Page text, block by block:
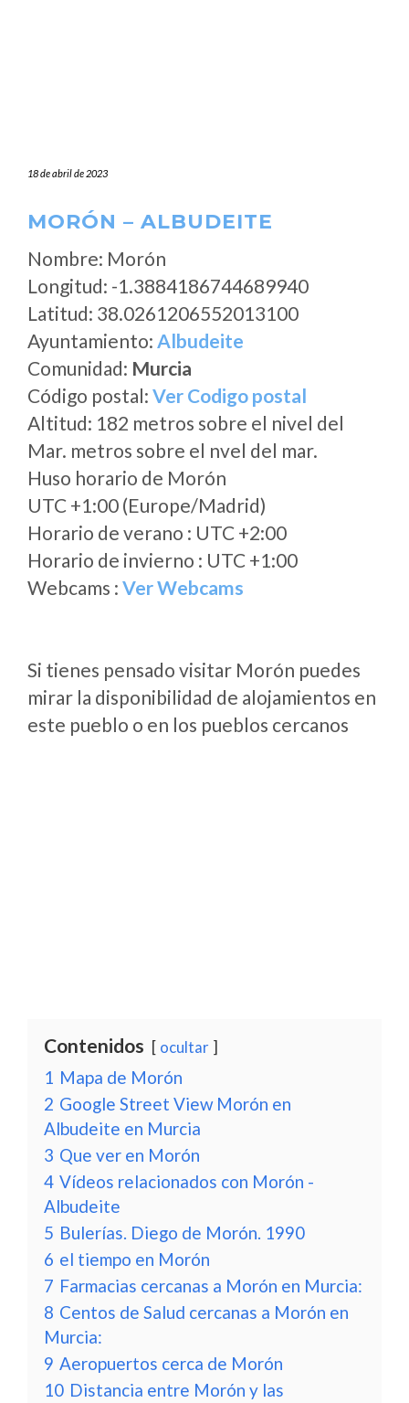
18 de abril de 2023
MORÓN – ALBUDEITE
Nombre: Morón
Longitud: -1.3884186744689940
Latitud: 38.0261206552013100
Ayuntamiento: Albudeite
Comunidad: Murcia
Código postal: Ver Codigo postal
Altitud: 182 metros sobre el nivel del
Mar. metros sobre el nvel del mar.
Huso horario de Morón
UTC +1:00 (Europe/Madrid)
Horario de verano : UTC +2:00
Horario de invierno : UTC +1:00
Webcams : Ver Webcams
Si tienes pensado visitar Morón puedes
mirar la disponibilidad de alojamientos en
este pueblo o en los pueblos cercanos
Contenidos ocultar
1 Mapa de Morón
2 Google Street View Morón en
Albudeite en Murcia
3 Que ver en Morón
4 Vídeos relacionados con Morón -
Albudeite
5 Bulerías. Diego de Morón. 1990
6 el tiempo en Morón
7 Farmacias cercanas a Morón en Murcia:
8 Centos de Salud cercanas a Morón en
Murcia:
9 Aeropuertos cerca de Morón
10 Distancia entre Morón y las